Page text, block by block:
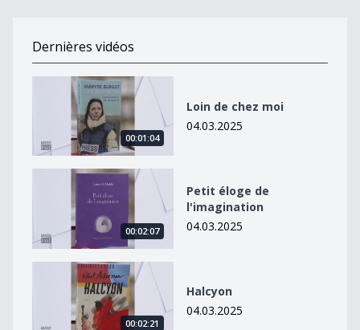
Dernières vidéos
Loin de chez moi
00:01:04
Loin de chez moi
04.03.2025
Petit éloge de l&#039;imagination
00:02:07
Petit éloge de
l'imagination
04.03.2025
Halcyon
00:02:21
Halcyon
04.03.2025